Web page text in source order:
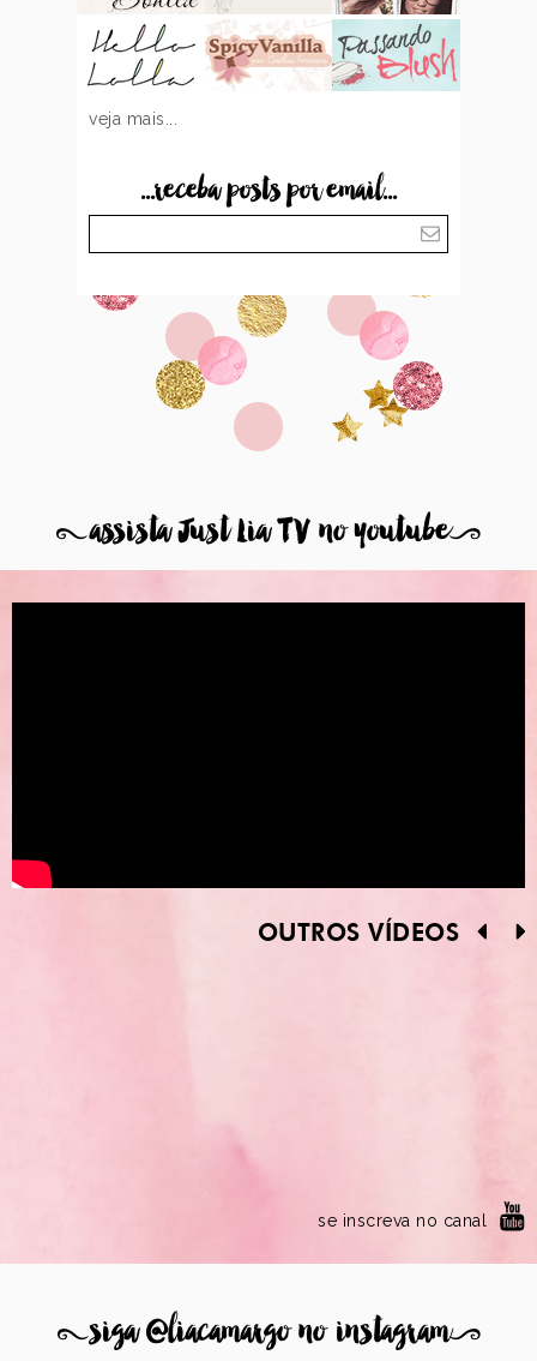
veja mais...
...receba posts por email...
8assista Just Lia TV no youtube9
OUTROS VÍDEOS
se inscreva no canal
8siga @liacamargo no instagram9